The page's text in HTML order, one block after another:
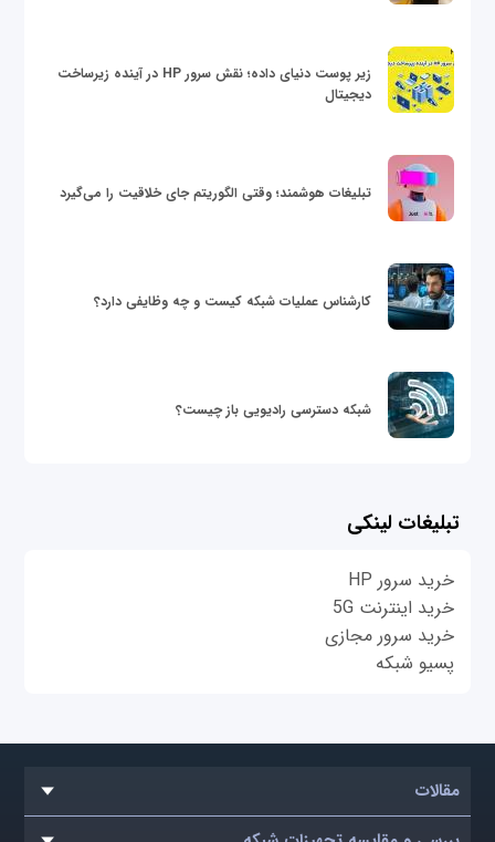
زیر پوست دنیای داده؛ نقش سرور HP در آینده زیرساخت
دیجیتال
تبلیغات هوشمند؛ وقتی الگوریتم جای خلاقیت را می‌گیرد
کارشناس عملیات شبکه کیست و چه وظایفی دارد؟
شبکه دسترسی رادیویی باز چیست؟
تبلیغات لینکی
خرید سرور HP
خرید اینترنت 5G
خرید سرور مجازی
پسیو شبکه
مقالات